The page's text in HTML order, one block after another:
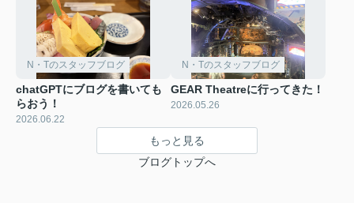
N・Tのスタッフブログ
chatGPTにブログを書いても
らおう！
2026.06.22
N・Tのスタッフブログ
GEAR Theatreに行ってきた！
2026.05.26
もっと見る
ブログトップへ